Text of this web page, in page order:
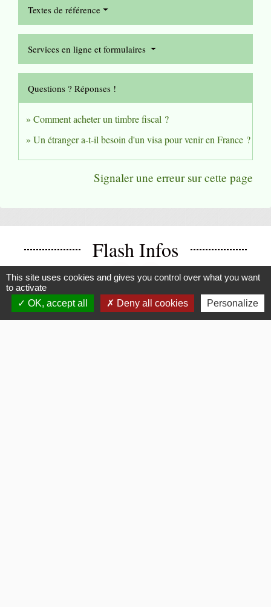
Textes de référence
Services en ligne et formulaires
Questions ? Réponses !
Comment acheter un timbre fiscal ?
Un étranger a-t-il besoin d'un visa pour venir en France ?
Signaler une erreur sur cette page
Flash Infos
chevron_leftPreviouschevron_right
Next
This site uses cookies and gives you control over what you want
to activate
OK, accept all
Deny all cookies Personalize